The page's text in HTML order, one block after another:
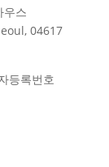
우스
04617
등록번호